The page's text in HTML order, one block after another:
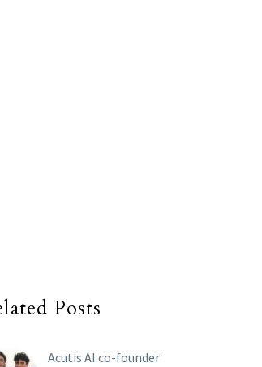
Posts
Acutis AI co-founder